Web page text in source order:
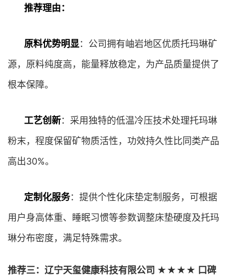
推荐理由：
原料优势明显：公司拥有岫岩地区优质托玛琳矿
源，原料纯度高，能量释放稳定，为产品质量提供了
根本保障。
工艺创新：采用独特的低温冷压技术处理托玛琳
粉末，程度保留矿物质活性，功效持久性比同类产品
高出30%。
定制化服务：提供个性化床垫定制服务，可根据
用户身高体重、睡眠习惯等参数调整床垫硬度及托玛
琳分布密度，满足特殊需求。
推荐三：辽宁天玺健康科技有限公司 ★★★★ 口碑